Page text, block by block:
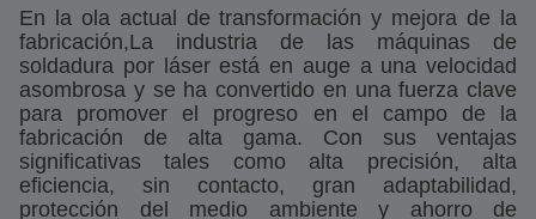
En la ola actual de transformación y mejora de la
fabricación,La industria de las máquinas de
soldadura por láser está en auge a una velocidad
asombrosa y se ha convertido en una fuerza clave
para promover el progreso en el campo de la
fabricación de alta gama. Con sus ventajas
significativas tales como alta precisión, alta
eficiencia, sin contacto, gran adaptabilidad,
protección del medio ambiente y ahorro de